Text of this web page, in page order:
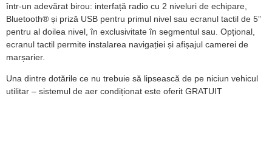
într-un adevărat birou: interfață radio cu 2 niveluri de echipare,
Bluetooth® și priză USB pentru primul nivel sau ecranul tactil de 5”
pentru al doilea nivel, în exclusivitate în segmentul sau. Opțional,
ecranul tactil permite instalarea navigației și afișajul camerei de
marșarier.
Una dintre dotările ce nu trebuie să lipsească de pe niciun vehicul
utilitar – sistemul de aer condiționat este oferit GRATUIT